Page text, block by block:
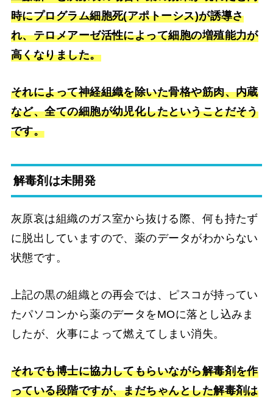
時にプログラム細胞死(アポトーシス)が誘導さ
れ、テロメアーゼ活性によって細胞の増殖能力が
高くなりました。
それによって神経組織を除いた骨格や筋肉、内蔵
など、全ての細胞が幼児化したということだそう
です。
解毒剤は未開発
灰原哀は組織のガス室から抜ける際、何も持たず
に脱出していますので、薬のデータがわからない
状態です。
上記の黒の組織との再会では、ピスコが持ってい
たパソコンから薬のデータをMOに落とし込みま
したが、火事によって燃えてしまい消失。
それでも博士に協力してもらいながら解毒剤を作
っている段階ですが、まだちゃんとした解毒剤は